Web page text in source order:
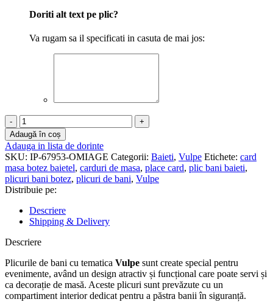
Doriti alt text pe plic?
Va rugam sa il specificati in casuta de mai jos:
Cantitate
Plicuri
bani
botez
baieti
-
Vulpe
CMB-
17
Adaugă în coș
Adauga in lista de dorinte
SKU: IP-67953-OMIAGE Categorii: Baieti, Vulpe Etichete: card
masa botez baietel, carduri de masa, place card, plic bani baieti,
plicuri bani botez, plicuri de bani, Vulpe
Distribuie pe:
Descriere
Shipping & Delivery
Descriere
Plicurile de bani cu tematica Vulpe sunt create special pentru
evenimente, având un design atractiv și funcțional care poate servi și
ca decorație de masă. Aceste plicuri sunt prevăzute cu un
compartiment interior dedicat pentru a păstra banii în siguranță.